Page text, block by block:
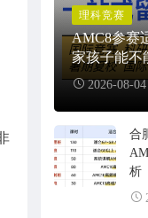
理科竞赛
AMC8参赛
家孩子能不
2026-08-04
合
析